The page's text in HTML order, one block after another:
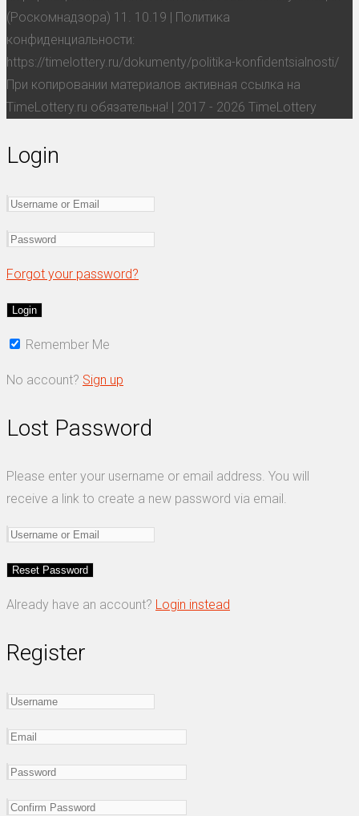
(Роскомнадзора) 11. 10.19 | Политика
конфиденциальности:
https://timelottery.ru/dokumenty/politika-konfidentsialnosti/
При копировании материалов активная ссылка на
TimeLottery.ru обязательна! | 2017 - 2026 TimeLottery
Login
Forgot your password?
Remember Me
No account? Sign up
Lost Password
Please enter your username or email address. You will
receive a link to create a new password via email.
Already have an account? Login instead
Register